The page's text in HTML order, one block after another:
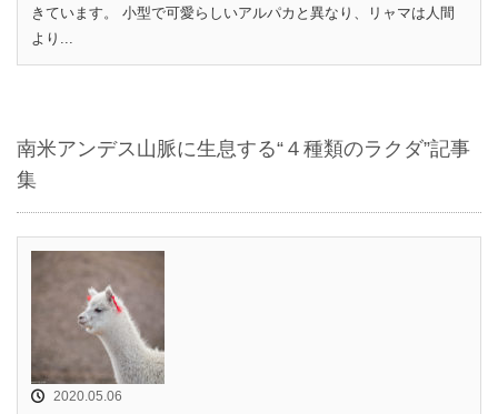
きています。 小型で可愛らしいアルパカと異なり、リャマは人間
より...
南米アンデス山脈に生息する“４種類のラクダ”記事
集
2020.05.06